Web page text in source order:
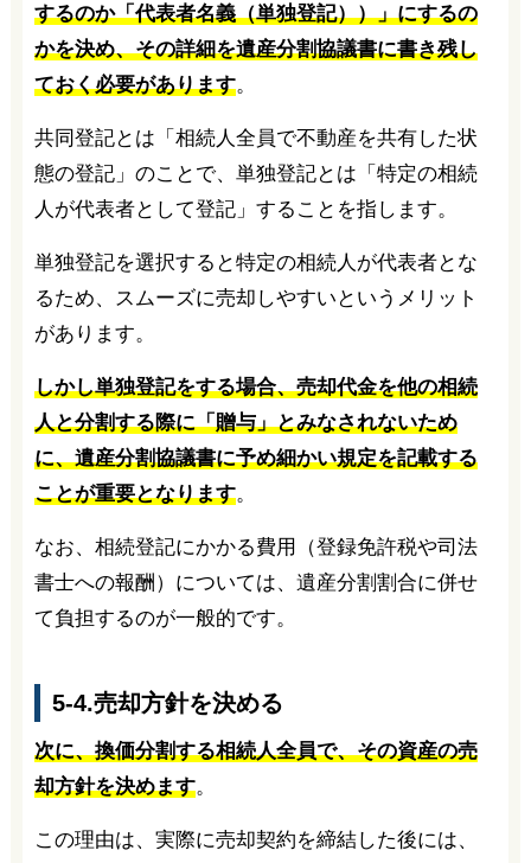
するのか「代表者名義（単独登記））」にするの
かを決め、その詳細を遺産分割協議書に書き残し
ておく必要があります。
共同登記とは「相続人全員で不動産を共有した状
態の登記」のことで、単独登記とは「特定の相続
人が代表者として登記」することを指します。
単独登記を選択すると特定の相続人が代表者とな
るため、スムーズに売却しやすいというメリット
があります。
しかし単独登記をする場合、売却代金を他の相続
人と分割する際に「贈与」とみなされないため
に、遺産分割協議書に予め細かい規定を記載する
ことが重要となります。
なお、相続登記にかかる費用（登録免許税や司法
書士への報酬）については、遺産分割割合に併せ
て負担するのが一般的です。
5-4.売却方針を決める
次に、換価分割する相続人全員で、その資産の売
却方針を決めます。
この理由は、実際に売却契約を締結した後には、